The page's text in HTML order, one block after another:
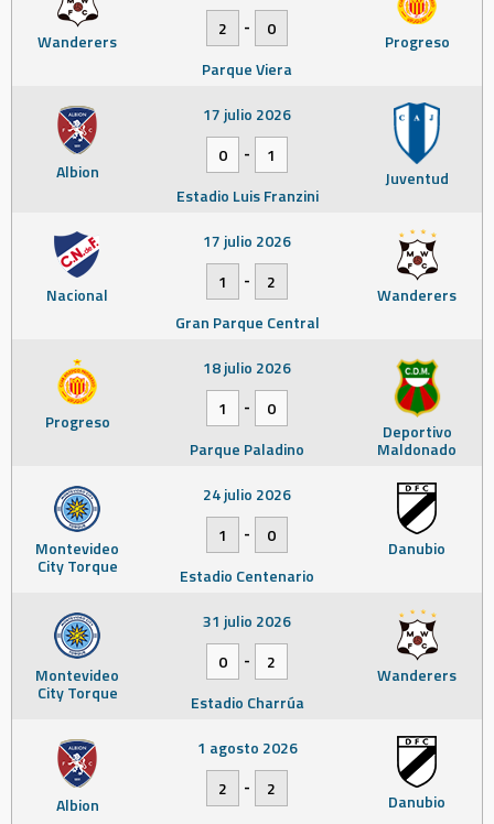
Wanderers Progreso
2
-
0
Parque Viera
Albion Juventud
17 julio 2026
0
-
1
Estadio Luis Franzini
Nacional Wanderers
17 julio 2026
1
-
2
Gran Parque Central
Progreso Deportivo
Maldonado
18 julio 2026
1
-
0
Parque Paladino
Montevideo
City Torque
Danubio
24 julio 2026
1
-
0
Estadio Centenario
Montevideo
City Torque
Wanderers
31 julio 2026
0
-
2
Estadio Charrúa
Albion Danubio
1 agosto 2026
2
-
2